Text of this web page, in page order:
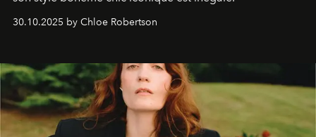
30.10.2025 by Chloe Robertson